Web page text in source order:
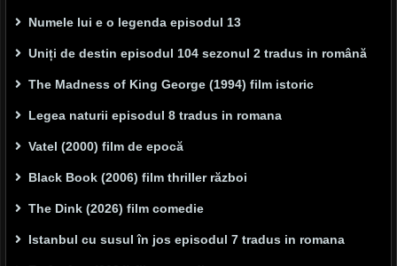
Numele lui e o legenda episodul 13
Uniți de destin episodul 104 sezonul 2 tradus in română
The Madness of King George (1994) film istoric
Legea naturii episodul 8 tradus in romana
Vatel (2000) film de epocă
Black Book (2006) film thriller război
The Dink (2026) film comedie
Istanbul cu susul în jos episodul 7 tradus in romana